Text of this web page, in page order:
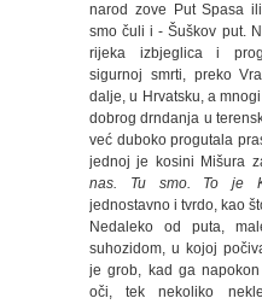
narod zove Put Spasa
smo čuli i - Šuškov put.
rijeka izbjeglica i
sigurnoj smrti, preko
dalje, u Hrvatsku, a
dobrog drndanja u
već duboko progutala
jednoj je kosini Mišura
nas. Tu smo. To je
jednostavno i tvrdo, kao
Nedaleko od puta,
suhozidom, u kojoj
je grob, kad ga
oči, tek nekoliko